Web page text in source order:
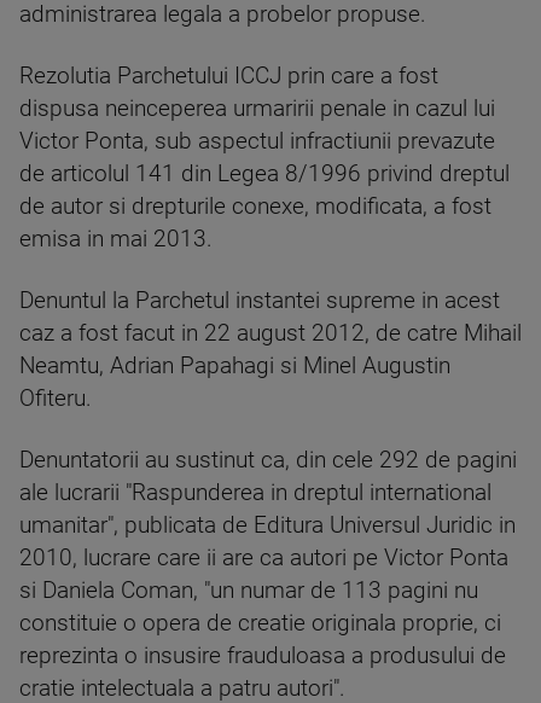
administrarea legala a probelor propuse.
Rezolutia Parchetului ICCJ prin care a fost
dispusa neinceperea urmaririi penale in cazul lui
Victor Ponta, sub aspectul infractiunii prevazute
de articolul 141 din Legea 8/1996 privind dreptul
de autor si drepturile conexe, modificata, a fost
emisa in mai 2013.
Denuntul la Parchetul instantei supreme in acest
caz a fost facut in 22 august 2012, de catre Mihail
Neamtu, Adrian Papahagi si Minel Augustin
Ofiteru.
Denuntatorii au sustinut ca, din cele 292 de pagini
ale lucrarii "Raspunderea in dreptul international
umanitar", publicata de Editura Universul Juridic in
2010, lucrare care ii are ca autori pe Victor Ponta
si Daniela Coman, "un numar de 113 pagini nu
constituie o opera de creatie originala proprie, ci
reprezinta o insusire frauduloasa a produsului de
cratie intelectuala a patru autori".